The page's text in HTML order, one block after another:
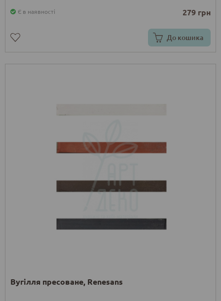
Є в наявності 279 грн
До кошика
Вугілля пресоване, Renesans